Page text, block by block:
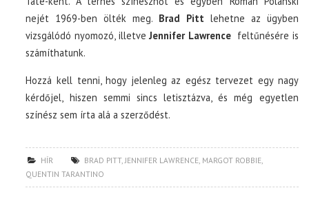
nejét 1969-ben ölték meg. Brad Pittlehetne az ügyben
vizsgálódó nyomozó, illetve Jennifer Lawrencefeltűnésére is
számíthatunk.
Hozzá kell tenni, hogy jelenleg az egész tervezet egy nagy
kérdőjel, hiszen semmi sincs letisztázva, és még egyetlen
színész sem írta alá a szerződést.
HÍR BRAD PITT,JENNIFER LAWRENCE, MARGOT ROBBIE,
QUENTIN TARANTINO